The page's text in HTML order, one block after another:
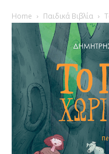
Home Παιδικά Βιβλία